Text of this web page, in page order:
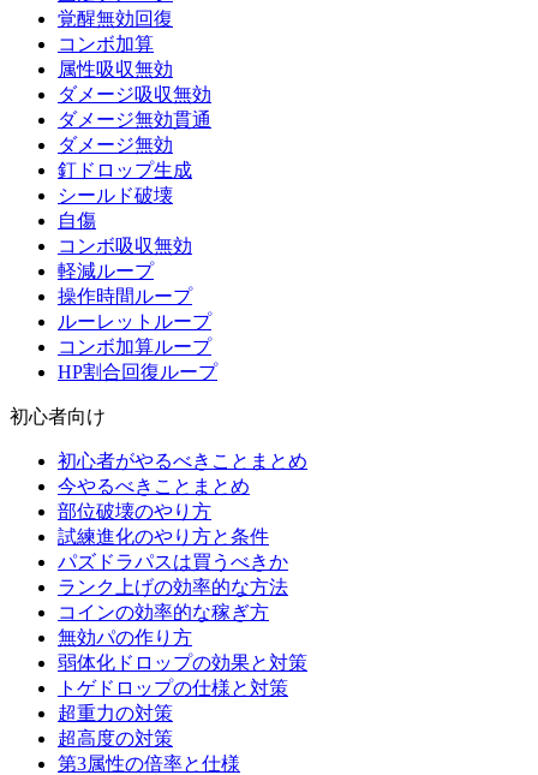
覚醒無効回復
コンボ加算
属性吸収無効
ダメージ吸収無効
ダメージ無効貫通
ダメージ無効
釘ドロップ生成
シールド破壊
自傷
コンボ吸収無効
軽減ループ
操作時間ループ
ルーレットループ
コンボ加算ループ
HP割合回復ループ
初心者向け
初心者がやるべきことまとめ
今やるべきことまとめ
部位破壊のやり方
試練進化のやり方と条件
パズドラパスは買うべきか
ランク上げの効率的な方法
コインの効率的な稼ぎ方
無効パの作り方
弱体化ドロップの効果と対策
トゲドロップの仕様と対策
超重力の対策
超高度の対策
第3属性の倍率と仕様